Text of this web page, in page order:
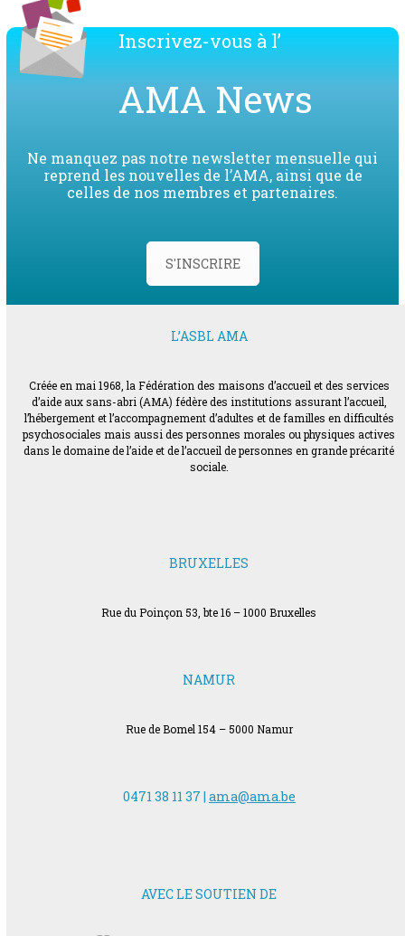
Inscrivez-vous à l’
AMA News
Ne manquez pas notre newsletter mensuelle qui
reprend les nouvelles de l’AMA, ainsi que de
celles de nos membres et partenaires.
S'INSCRIRE
L’ASBL AMA
Créée en mai 1968, la Fédération des maisons d’accueil et des services
d’aide aux sans-abri (AMA) fédère des institutions assurant l’accueil,
l’hébergement et l’accompagnement d’adultes et de familles en difficultés
psychosociales mais aussi des personnes morales ou physiques actives
dans le domaine de l’aide et de l’accueil de personnes en grande précarité
sociale.
BRUXELLES
Rue du Poinçon 53, bte 16 – 1000 Bruxelles
NAMUR
Rue de Bomel 154 – 5000 Namur
0471 38 11 37 | ama@ama.be
AVEC LE SOUTIEN DE